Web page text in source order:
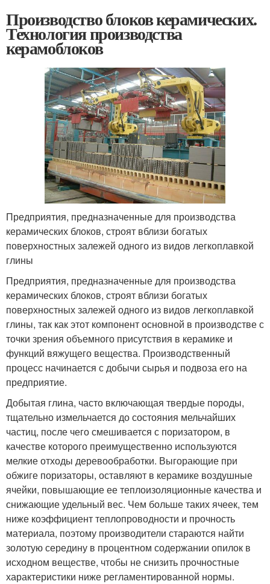
Производство блоков керамических.
Технология производства
керамоблоков
Предприятия, предназначенные для производства
керамических блоков, строят вблизи богатых
поверхностных залежей одного из видов легкоплавкой
глины
Предприятия, предназначенные для производства
керамических блоков, строят вблизи богатых
поверхностных залежей одного из видов легкоплавкой
глины, так как этот компонент основной в производстве с
точки зрения объемного присутствия в керамике и
функций вяжущего вещества. Производственный
процесс начинается с добычи сырья и подвоза его на
предприятие.
Добытая глина, часто включающая твердые породы,
тщательно измельчается до состояния мельчайших
частиц, после чего смешивается с поризатором, в
качестве которого преимущественно используются
мелкие отходы деревообработки. Выгорающие при
обжиге поризаторы, оставляют в керамике воздушные
ячейки, повышающие ее теплоизоляционные качества и
снижающие удельный вес. Чем больше таких ячеек, тем
ниже коэффициент теплопроводности и прочность
материала, поэтому производители стараются найти
золотую середину в процентном содержании опилок в
исходном веществе, чтобы не снизить прочностные
характеристики ниже регламентированной нормы.